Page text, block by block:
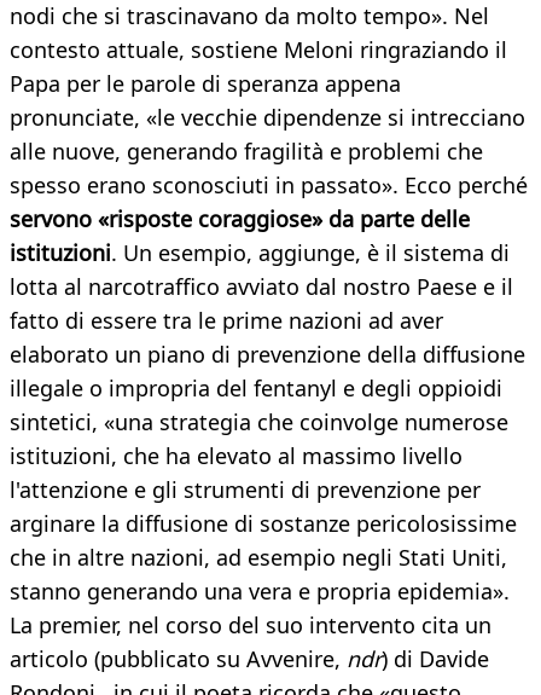
nodi che si trascinavano da molto tempo». Nel
contesto attuale, sostiene Meloni ringraziando il
Papa per le parole di speranza appena
pronunciate, «le vecchie dipendenze si intrecciano
alle nuove, generando fragilità e problemi che
spesso erano sconosciuti in passato». Ecco perché
servono «risposte coraggiose» da parte delle
istituzioni. Un esempio, aggiunge, è il sistema di
lotta al narcotraffico avviato dal nostro Paese e il
fatto di essere tra le prime nazioni ad aver
elaborato un piano di prevenzione della diffusione
illegale o impropria del fentanyl e degli oppioidi
sintetici, «una strategia che coinvolge numerose
istituzioni, che ha elevato al massimo livello
l'attenzione e gli strumenti di prevenzione per
arginare la diffusione di sostanze pericolosissime
che in altre nazioni, ad esempio negli Stati Uniti,
stanno generando una vera e propria epidemia».
La premier, nel corso del suo intervento cita un
articolo (pubblicato su Avvenire, ndr) di Davide